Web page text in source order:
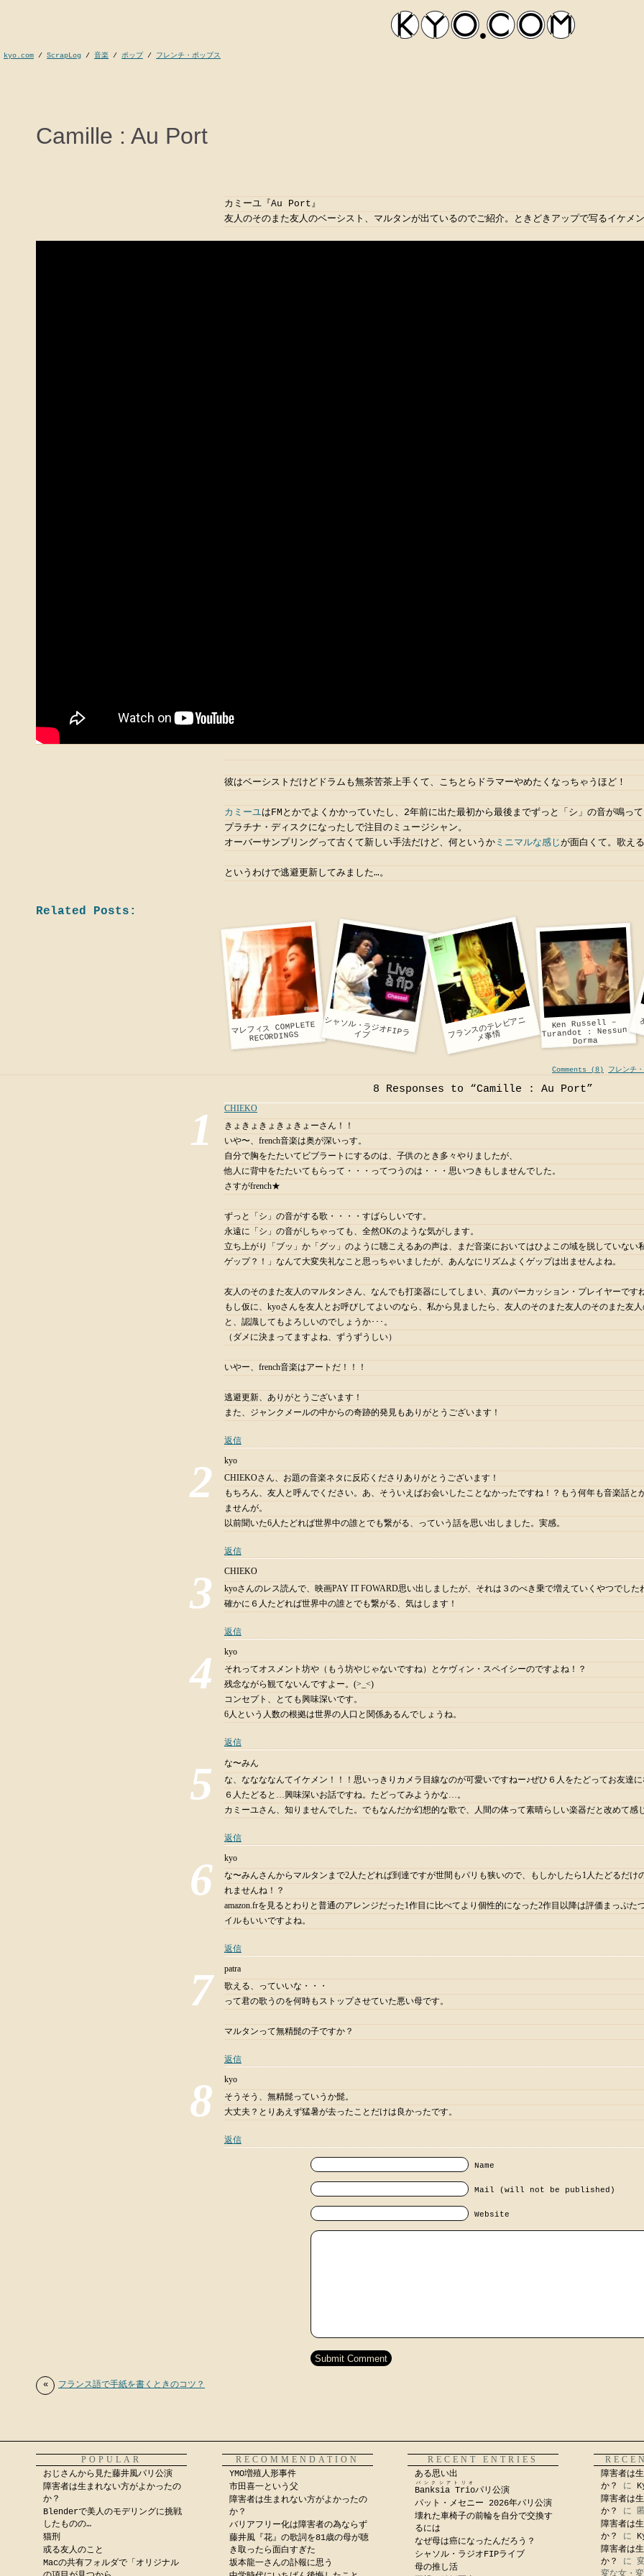
kyocom
kyo.com / ScrapLog / 音楽 / ポップ / フレンチ・ポップス
Camille : Au Port
カミーユ『Au Port』
友人のそのまた友人のベーシスト、マルタンが出ているのでご紹介。ときどきアップで写るイケメン
彼はベーシストだけどドラムも無茶苦茶上手くて、こちとらドラマーやめたくなっちゃうほど！
カミーユはFMとかでよくかかっていたし、2年前に出た最初から最後までずっと「シ」の音が鳴っ
プラチナ・ディスクになったしで注目のミュージシャン。
オーバーサンプリングって古くて新しい手法だけど、何というか ミニマルな感じが面白くて。歌え
というわけで逃避更新してみました…。
Related Posts:
マレフィス COMPLETE
RECORDINGS シャソル・ラジオFIPライブ フ
ラ
ン
ス
の
テ
レ
ビ
ア
ニ
メ
事
情
Ken Russell –
Turandot : Nessun
Dorma
Comments (8) フレンチ
8 Responses to “Camille : Au Port”
CHIEKO
きょきょきょきょきょーさん！！
いや〜、french音楽は奥が深いっす。
自分で胸をたたいてビブラートにするのは、子供のとき多々やりましたが、
他人に背中をたたいてもらって・・・ってつうのは・・・思いつきもしませんでした。
さすがfrench★
ずっと「シ」の音がする歌・・・・すばらしいです。
永遠に「シ」の音がしちゃっても、全然OKのような気がします。
立ち上がり「ブッ」か「グッ」のように聴こえるあの声は、まだ音楽においてはひよこの域を脱していない
ゲップ？！」なんて大変失礼なこと思っちゃいましたが、あんなにリズムよくゲップは出ませんよね。
友人のそのまた友人のマルタンさん、なんでも打楽器にしてしまい、真のパーカッション・プレイヤーです
もし仮に、kyoさんを友人とお呼びしてよいのなら、私から見ましたら、友人のそのまた友人のそのまた友人
と、認識してもよろしいのでしょうか･･･。
（ダメに決まってますよね、ずうずうしい）
いやー、french音楽はアートだ！！！
逃避更新、ありがとうございます！
また、ジャンクメールの中からの奇跡的発見もありがとうございます！
返信
kyo
CHIEKOさん、お題の音楽ネタに反応くださりありがとうございます！
もちろん、友人と呼んでください。あ、そういえばお会いしたことなかったですね！？もう何年も音楽話と
ませんが。
以前聞いた6人たどれば世界中の誰とでも繋がる、っていう話を思い出しました。実感。
返信
CHIEKO
kyoさんのレス読んで、映画PAY IT FOWARD思い出しましたが、それは３のべき乗で増えていくやつでした
確かに６人たどれば世界中の誰とでも繋がる、気はします！
返信
kyo
それってオスメント坊や（もう坊やじゃないですね）とケヴィン・スペイシーのですよね！？
残念ながら観てないんですよー。(>_<)
コンセプト、とても興味深いです。
6人という人数の根拠は世界の人口と関係あるんでしょうね。
返信
な〜みん
な、ななななんてイケメン！！！思いっきりカメラ目線なのが可愛いですねー♪ぜひ６人をたどってお友達に
６人たどると…興味深いお話ですね。たどってみようかな…。
カミーユさん、知りませんでした。でもなんだか幻想的な歌で、人間の体って素晴らしい楽器だと改めて感
返信
kyo
な〜みんさんからマルタンまで2人たどれば到達ですが世間もパリも狭いので、もしかしたら1人たどるだけ
れませんね！？
amazon.frを見るとわりと普通のアレンジだった1作目に比べてより個性的になった2作目以降は評価まっぷた
イルもいいですよね。
返信
patra
歌える、っていいな・・・
って君の歌うのを何時もストップさせていた悪い母です。
マルタンって無精髭の子ですか？
返信
kyo
そうそう、無精髭っていうか髭。
大丈夫？とりあえず猛暑が去ったことだけは良かったです。
返信
Name
Mail (will not be published)
Website
« フランス語で手紙を書くときのコツ？
POPULAR
おじさんから見た藤井風パリ公演
障害者は生まれない方がよかったの
か？
Blenderで美人のモデリングに挑戦
したものの…
猫刑
或る友人のこと
Macの共有フォルダで「オリジナル
RECOMMENDATION
YMO増殖人形事件
市田喜一という父
障害者は生まれない方がよかったの
か？
バリアフリー化は障害者の為ならず
藤井風『花』の歌詞を81歳の母が聴
き取ったら面白すぎた
坂本龍一さんの訃報に思う
RECENT ENTRIES
ある思い出
Banksia Trio
バンクシアトリオ
パリ公演
パット・メセニー 2026年パリ公演
壊れた車椅子の前輪を自分で交換す
るには
なぜ母は癌になったんだろう？
シャソル・ラジオFIPライブ
母の推し活
障害者は
か？
に
障害者は
か？
に
障害者は
か？
に
障害者は
か？
に
変な女・